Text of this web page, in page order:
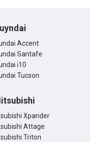
Accent
Santafe
i10
Tucson
Xpander
Attage
Triton